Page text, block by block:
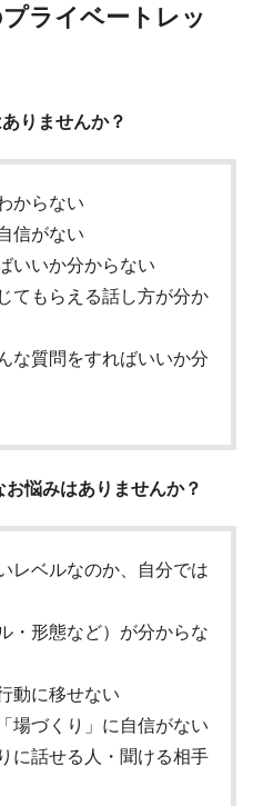
ライベートレッ
りませんか？
からない
信がない
いいか分からない
てもらえる話し方が分か
な質問をすればいいか分
悩みはありませんか？
レベルなのか、自分では
・形態など）が分からな
動に移せない
場づくり」に自信がない
に話せる人・聞ける相手